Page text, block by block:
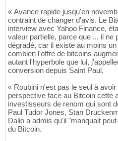
« Avance rapide jusqu'en
contraint de changer d'avis. Le
interview avec Yahoo Finance,
valeur partielle, parce que ... il ne
dégradé, car il existe au moins
combien l'offre de bitcoins
autant l'hyperbole que lui,
conversion depuis Saint Paul.
« Roubini n'est pas le seul à
perspective face au Bitcoin cette
investisseurs de renom qui sont
Paul Tudor Jones, Stan
Dalio a admis qu'il "manquait
du Bitcoin.